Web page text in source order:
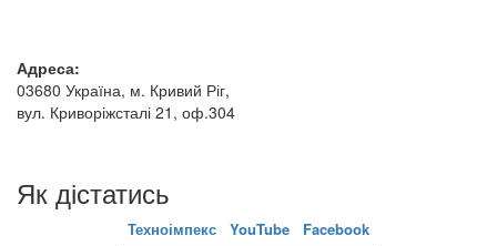
Адреса:
03680 Україна, м. Кривий Ріг,
вул. Криворіжсталі 21, оф.304
Як дістатись
Техноімпекс YouTube Facebook